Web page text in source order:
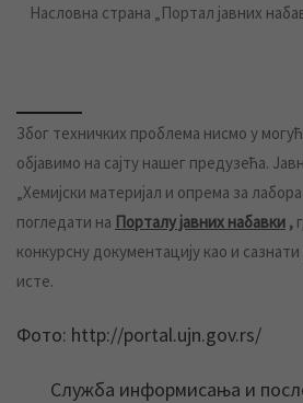
Насловна страна „Портал јавних
Због техничких проблема нисмо у
објавимо на сајту нашег предузећа.
„Хемијски материјал и опрема за
погледати на Порталу јавних набавки ,
конкурсну документацију као и
исте.
Фото: http://portal.ujn.gov.rs/
Служба информисања и